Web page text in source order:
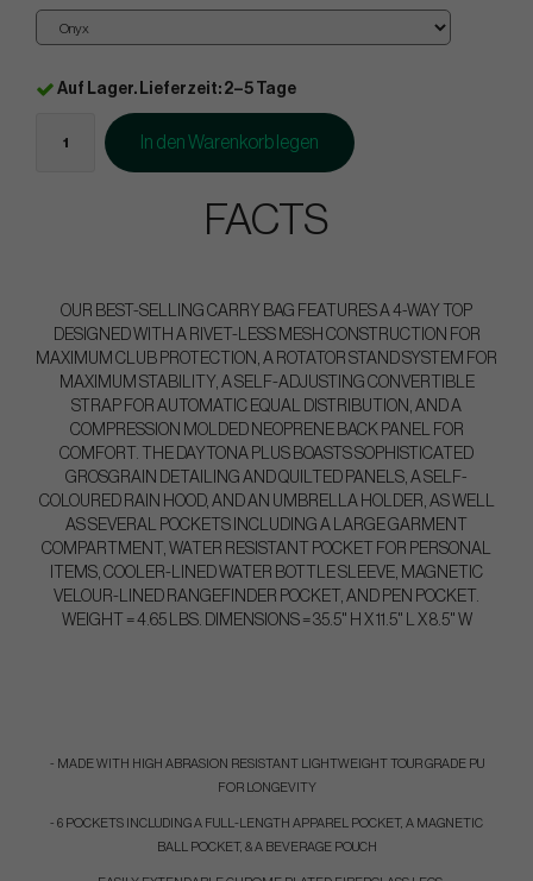
Auf Lager. Lieferzeit: 2–5 Tage
In den Warenkorb legen
FACTS
OUR BEST-SELLING CARRY BAG FEATURES A 4-WAY TOP
DESIGNED WITH A RIVET-LESS MESH CONSTRUCTION FOR
MAXIMUM CLUB PROTECTION, A ROTATOR STAND SYSTEM FOR
MAXIMUM STABILITY, A SELF-ADJUSTING CONVERTIBLE
STRAP FOR AUTOMATIC EQUAL DISTRIBUTION, AND A
COMPRESSION MOLDED NEOPRENE BACK PANEL FOR
COMFORT. THE DAYTONA PLUS BOASTS SOPHISTICATED
GROSGRAIN DETAILING AND QUILTED PANELS, A SELF-
COLOURED RAIN HOOD, AND AN UMBRELLA HOLDER, AS WELL
AS SEVERAL POCKETS INCLUDING A LARGE GARMENT
COMPARTMENT, WATER RESISTANT POCKET FOR PERSONAL
ITEMS, COOLER-LINED WATER BOTTLE SLEEVE, MAGNETIC
VELOUR-LINED RANGEFINDER POCKET, AND PEN POCKET.
WEIGHT = 4.65 LBS. DIMENSIONS = 35.5" H X 11.5" L X 8.5" W
- MADE WITH HIGH ABRASION RESISTANT LIGHTWEIGHT TOUR GRADE PU
FOR LONGEVITY
- 6 POCKETS INCLUDING A FULL-LENGTH APPAREL POCKET, A MAGNETIC
BALL POCKET, & A BEVERAGE POUCH